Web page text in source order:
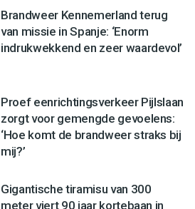
Brandweer Kennemerland terug
van missie in Spanje: ‘Enorm
indrukwekkend en zeer waardevol’
Proef eenrichtingsverkeer Pijlslaan
zorgt voor gemengde gevoelens:
‘Hoe komt de brandweer straks bij
mij?’
Gigantische tiramisu van 300
meter viert 90 jaar kortebaan in